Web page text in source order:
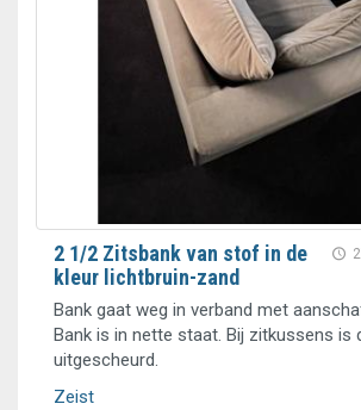
2 1/2 Zitsbank van stof in de
kleur lichtbruin-zand
Bank gaat weg in verband met
Bank is in nette staat. Bij zitkussens is
uitgescheurd.
Zeist